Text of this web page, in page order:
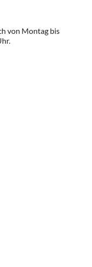
von Montag bis